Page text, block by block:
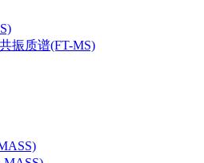
振质谱(FT-MS)